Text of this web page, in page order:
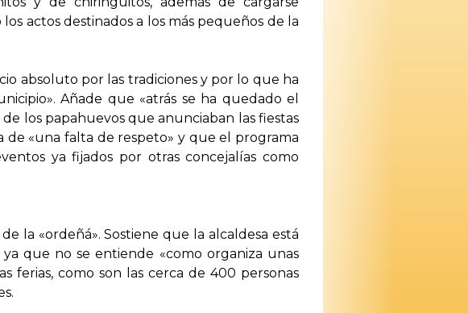
actos destinados a los más pequeños de la
absoluto por las tradiciones y por lo que ha
Añade que «atrás se ha quedado el
los papahuevos que anunciaban las fiestas
de «una falta de respeto» y que el programa
ya fijados por otras concejalías como
la «ordeñá». Sostiene que la alcaldesa está
que no se entiende «como organiza unas
ferias, como son las cerca de 400 personas